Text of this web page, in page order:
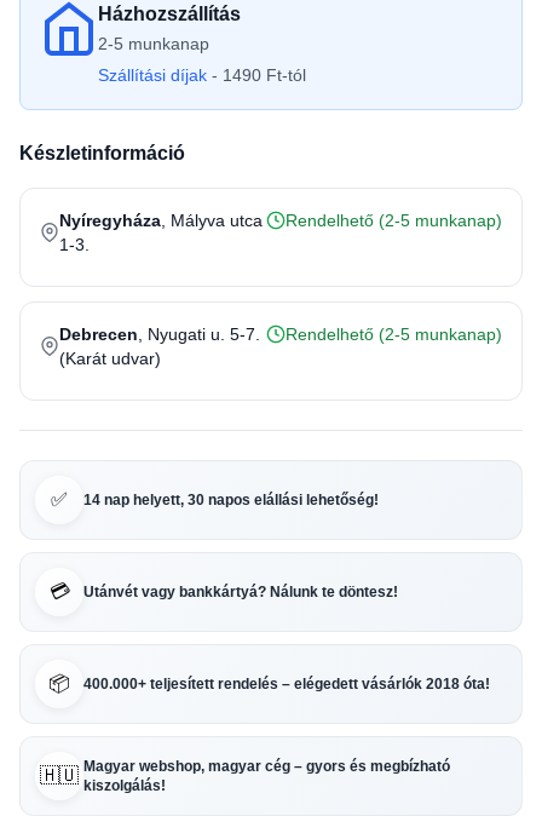
Házhozszállítás
2-5 munkanap
Szállítási díjak - 1490 Ft-tól
Készletinformáció
Nyíregyháza , Mályva utca
1-3.
Rendelhető (2-5 munkanap)
Debrecen , Nyugati u. 5-7.
(Karát udvar)
Rendelhető (2-5 munkanap)
✅ 14 nap helyett, 30 napos elállási lehetőség!
💳 Utánvét vagy bankkártyá? Nálunk te döntesz!
📦 400.000+ teljesített rendelés – elégedett vásárlók 2018 óta!
🇭🇺 Magyar webshop, magyar cég – gyors és megbízható
kiszolgálás!